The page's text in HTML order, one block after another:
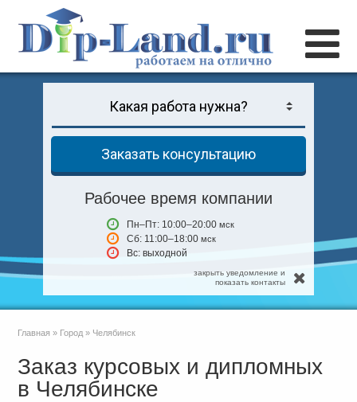
Заказать консультацию
Рабочее время компании
Пн–Пт: 10:00–20:00мск
Сб: 11:00–18:00мск
Вс: выходной
закрыть уведомление и
показать контакты
Главная » Город » Челябинск
Заказ курсовых и дипломных
в Челябинске